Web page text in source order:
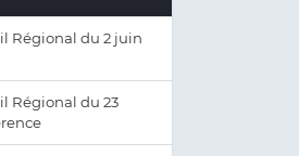
Régional du 2 juin
Régional du 23